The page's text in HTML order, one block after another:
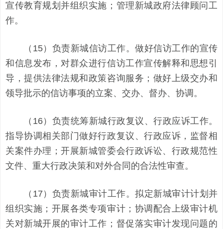
宣传教育规划并组织实施；管理新城政府法律顾问工
作。
（15）负责新城信访工作。做好信访工作的宣传
和信息发布，对群众进行信访工作宣传解释和思想引
导，提供法律法规和政策咨询服务；做好上级交办和
领导批示的信访事项的立案、交办、督办、协调。
（16）负责统筹新城行政复议、行政应诉工作。
指导协调相关部门做好行政复议、行政应诉，监督相
关案件办理；开展新城管委会行政诉讼、行政规范性
文件、重大行政决策和对外合同的合法性审查。
（17）负责新城审计工作。拟定新城审计计划并
组织实施；开展各类专项审计；协调配合上级审计机
关对新城开展的审计工作；督促落实审计发现问题的